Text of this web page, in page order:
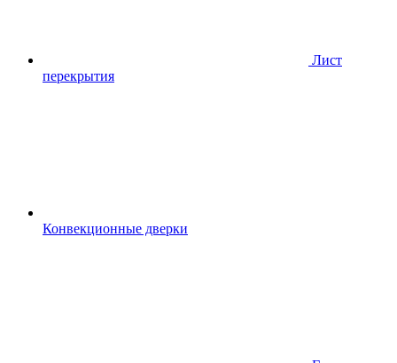
Лист
перекрытия
Конвекционные дверки